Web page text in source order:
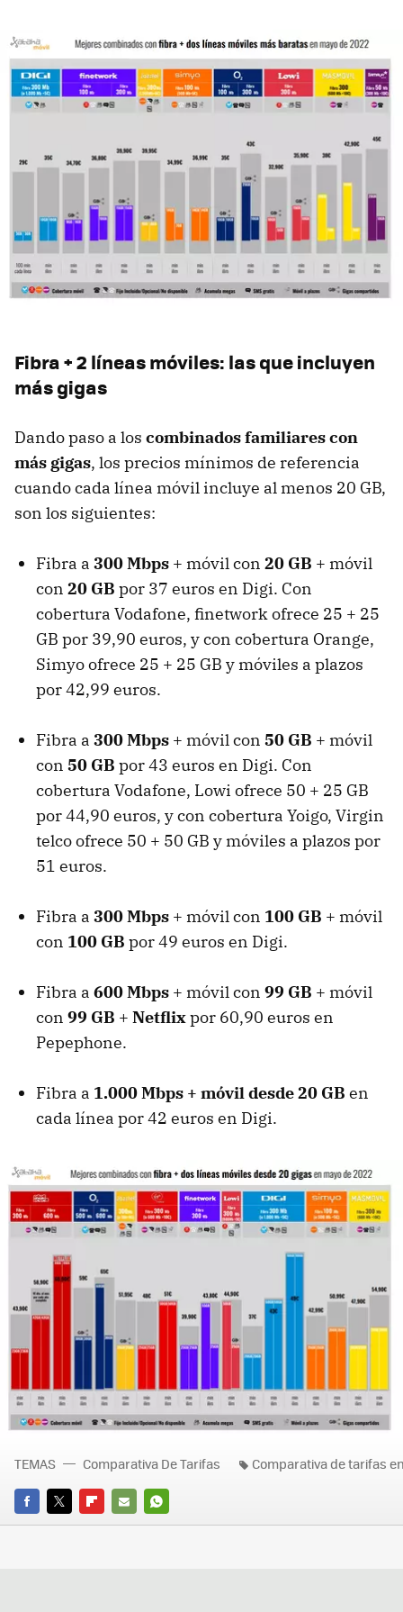
Fibra + 2 líneas móviles: las que incluyen
más gigas
Dando paso a los combinados familiares con
más gigas, los precios mínimos de referencia
cuando cada línea móvil incluye al menos 20 GB,
son los siguientes:
Fibra a 300 Mbps + móvil con 20 GB + móvil
con 20 GB por 37 euros en Digi. Con
cobertura Vodafone, finetwork ofrece 25 + 25
GB por 39,90 euros, y con cobertura Orange,
Simyo ofrece 25 + 25 GB y móviles a plazos
por 42,99 euros.
Fibra a 300 Mbps + móvil con 50 GB + móvil
con 50 GB por 43 euros en Digi. Con
cobertura Vodafone, Lowi ofrece 50 + 25 GB
por 44,90 euros, y con cobertura Yoigo, Virgin
telco ofrece 50 + 50 GB y móviles a plazos por
51 euros.
Fibra a 300 Mbps + móvil con 100 GB + móvil
con 100 GB por 49 euros en Digi.
Fibra a 600 Mbps + móvil con 99 GB + móvil
con 99 GB + Netflixpor 60,90 euros en
Pepephone.
Fibra a 1.000 Mbps + móvil desde 20 GB en
cada línea por 42 euros en Digi.
FACEBOOK
TWITTERFLIPBOARD
E-
WHATSAPP
TEMAS Comparativa De Tarifas Comparativa de tarifas